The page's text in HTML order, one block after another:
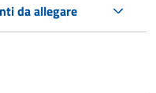
da allegare